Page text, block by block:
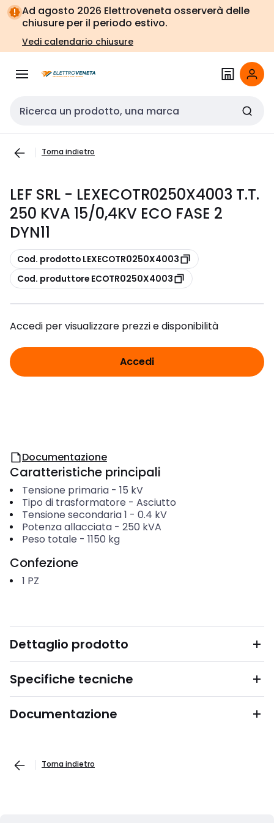
Vai alla
navigazione
Vai
alla
pagina
Ad agosto 2026 Elettroveneta osserverà delle
chiusure per il periodo estivo.
Vedi calendario chiusure
Cerca input
Torna indietro
LEF SRL - LEXECOTR0250X4003 T.T.
250 KVA 15/0,4KV ECO FASE 2
DYN11
copia
Cod. prodotto LEXECOTR0250X4003
copia
Cod. produttore ECOTR0250X4003
Accedi per visualizzare prezzi e disponibilità
Accedi
Documentazione
Caratteristiche principali
Tensione primaria- 15 kV
Tipo di trasformatore - Asciutto
Tensione secondaria 1 - 0.4 kV
Potenza allacciata- 250 kVA
Peso totale - 1150 kg
Confezione
1 PZ
Dettaglio prodotto
Specifiche tecniche
Documentazione
Torna indietro